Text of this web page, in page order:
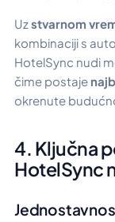
Uzstvarnom
kombinaciji s
HotelSync nudi
čime postaje
okrenute
4. Ključna
HotelSync